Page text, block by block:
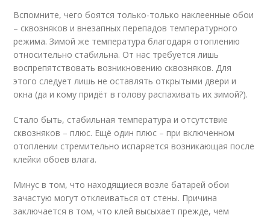
Вспомните, чего боятся только-только наклеенные обои
– сквозняков и внезапных перепадов температурного
режима. Зимой же температура благодаря отоплению
относительно стабильна. От нас требуется лишь
воспрепятствовать возникновению сквозняков. Для
этого следует лишь не оставлять открытыми двери и
окна (да и кому придёт в голову распахивать их зимой?).
Стало быть, стабильная температура и отсутствие
сквозняков – плюс. Ещё один плюс – при включенном
отоплении стремительно испаряется возникающая после
клейки обоев влага.
Минус в том, что находящиеся возле батарей обои
зачастую могут отклеиваться от стены. Причина
заключается в том, что клей высыхает прежде, чем